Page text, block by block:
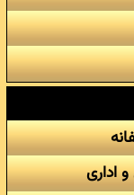
اداری